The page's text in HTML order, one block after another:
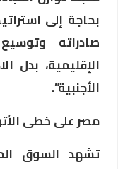
بحاجة إلى
صادراته
الإقليمية، بدل
الأجنبية”.
مصر على خطى
تشهد السوق